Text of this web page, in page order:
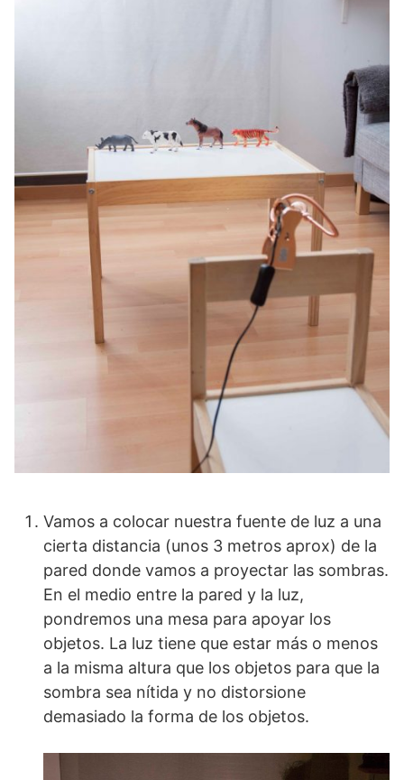
Vamos a colocar nuestra fuente de luz a una
cierta distancia (unos 3 metros aprox) de la
pared donde vamos a proyectar las sombras.
En el medio entre la pared y la luz,
pondremos una mesa para apoyar los
objetos. La luz tiene que estar más o menos
a la misma altura que los objetos para que la
sombra sea nítida y no distorsione
demasiado la forma de los objetos.